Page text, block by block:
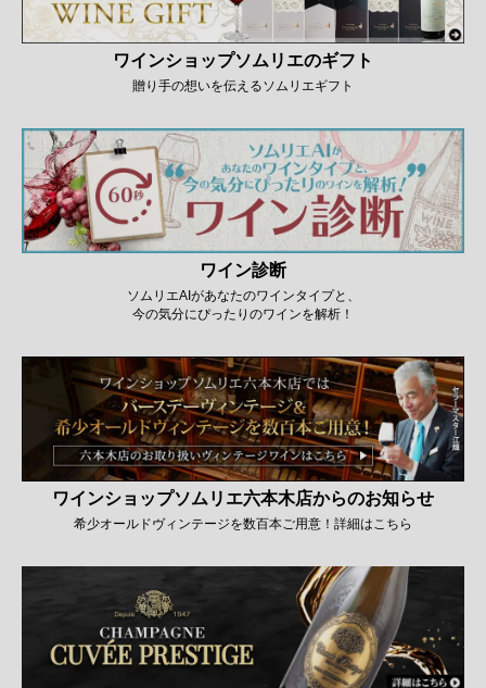
ワインショップソムリエのギフト
贈り手の想いを伝えるソムリエギフト
ワイン診断
ソムリエAIがあなたのワインタイプと、
今の気分にぴったりのワインを解析！
ワインショップソムリエ六本木店からのお知らせ
希少オールドヴィンテージを数百本ご用意！詳細はこちら